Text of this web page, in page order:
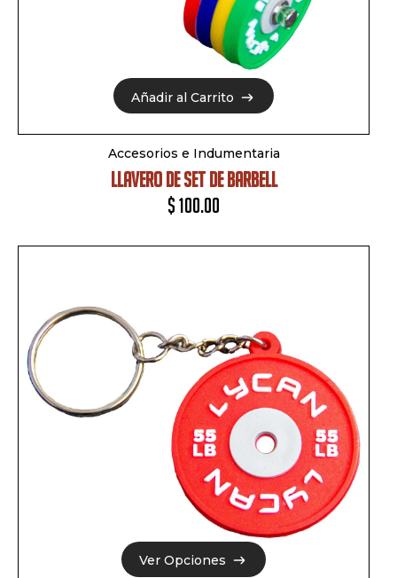
Añadir al Carrito
Añadir al Carrito
Accesorios e Indumentaria
LLAVERO DE SET DE BARBELL
$100.00
Ver Opciones